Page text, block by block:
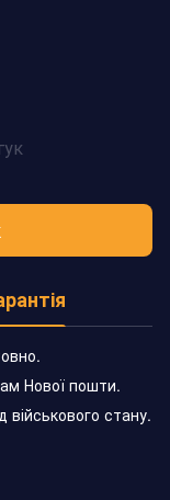
Нової пошти.
стану.